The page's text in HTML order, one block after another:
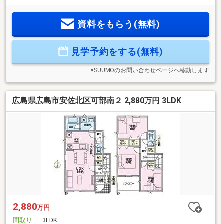
◎可部南小学校徒歩約5分◎ノムラストアー可部店徒歩約8分
◎JR中島駅徒歩12分
底サポートします
資料をもらう(無料)
見学予約をする(無料)
※SUUMOのお問い合わせページへ移動します
広島県広島市安佐北区可部南２ 2,880万円 3LDK
2,880万円
間取り
3LDK